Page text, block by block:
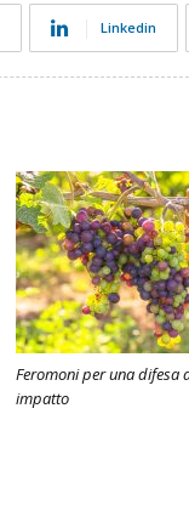
Linkedin
Feromoni per una difesa
impatto